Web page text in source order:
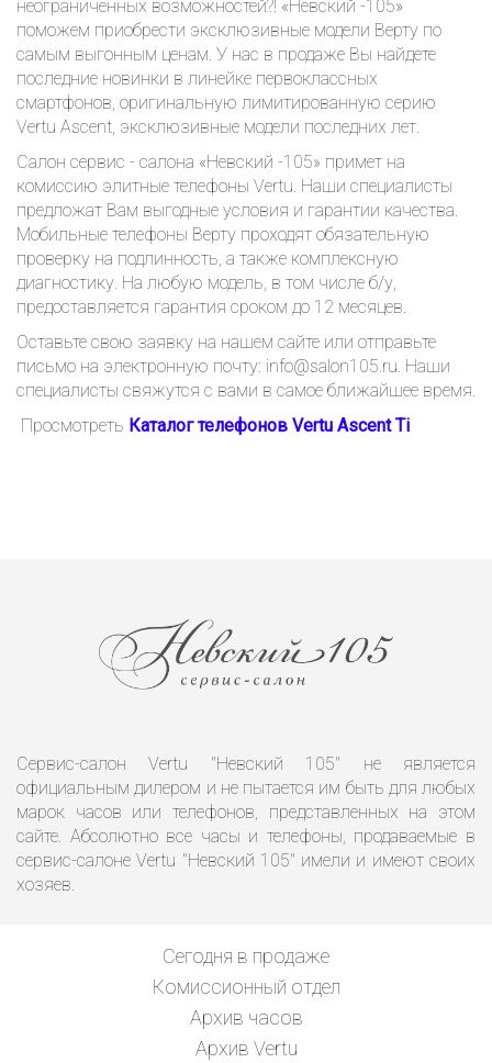
неограниченных возможностей?! «Невский -105»
поможем приобрести эксклюзивные модели Верту по
самым выгонным ценам. У нас в продаже Вы найдете
последние новинки в линейке первоклассных
смартфонов, оригинальную лимитированную серию
Vertu Ascent, эксклюзивные модели последних лет.
Салон сервис - салона «Невский -105» примет на
комиссию элитные телефоны Vertu. Наши специалисты
предложат Вам выгодные условия и гарантии качества.
Мобильные телефоны Верту проходят обязательную
проверку на подлинность, а также комплексную
диагностику. На любую модель, в том числе б/у,
предоставляется гарантия сроком до 12 месяцев.
Оставьте свою заявку на нашем сайте или отправьте
письмо на электронную почту: info@salon105.ru. Наши
специалисты свяжутся с вами в самое ближайшее время.
Просмотреть Каталог телефонов Vertu Ascent Ti
Сервис-салон Vertu "Невский 105" не является
официальным дилером и не пытается им быть для любых
марок часов или телефонов, представленных на этом
сайте. Абсолютно все часы и телефоны, продаваемые в
сервис-салоне Vertu "Невский 105" имели и имеют своих
хозяев.
Сегодня в продаже
Комиссионный отдел
Архив часов
Архив Vertu